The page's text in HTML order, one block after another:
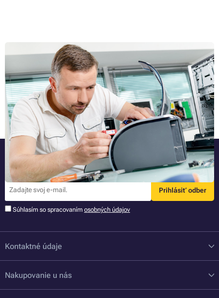
Včasná a poctivá údržba tlačiarne - o problém menej
O svoje veci by sme sa mali starať ako o oko v hlave. Čím sú (nám)
drahšie, tým väčšiu starostlivosť o ne by sme mali vynaložiť.
Odporučíme vám, ako vhodnou starostlivosťou predĺžiť tomuto
užitočnému zariadeniu životnosť.
Celý článok »
Buďte pri tom ako prvý
Najnovšie informácie o novinkách a akciách priamo na Váš e-mail.
Prihlásiť odber
Súhlasím so spracovaním osobných údajov
Kontaktné údaje
Nakupovanie u nás